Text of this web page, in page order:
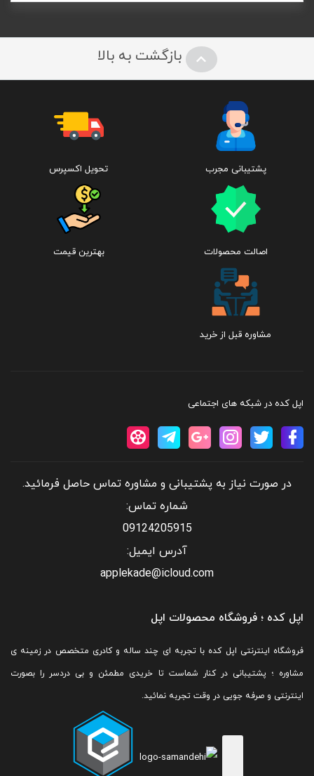
بازگشت به بالا
پشتیبانی مجرب تحویل اکسپرس
اصالت محصولات بهترین قیمت
مشاوره قبل از خرید
اپل کده در شبکه های اجتماعی
در صورت نیاز به پشتیبانی و مشاوره تماس حاصل فرمائید.
شماره تماس:
09124205915
آدرس ایمیل:
applekade@icloud.com
اپل کده ؛ فروشگاه محصولات اپل
فروشگاه اینترنتی اپل کده با تجربه ای چند ساله و کادری متخصص در زمینه ی
مشاوره ؛ پشتیبانی در کنار شماست تا خریدی مطمئن و بی دردسر را بصورت
اینترنتی و صرفه جویی در وقت تجربه نمائید.